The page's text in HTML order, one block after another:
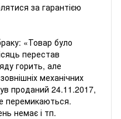
за гарантією
«Товар було
перестав
горить, але
механічних
проданий 24.11.2017,
перемикаються.
немає і тп.